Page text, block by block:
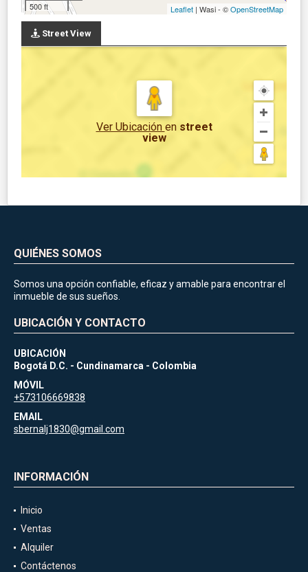
500 ft
Leaflet | Wasi - ©OpenStreetMap
Street View
Ver Ubicación en street
view
QUIÉNES SOMOS
Somos una opción confiable, eficaz y amable para encontrar el
inmueble de sus sueños.
UBICACIÓN Y CONTACTO
UBICACIÓN
Bogotá D.C. - Cundinamarca - Colombia
MÓVIL
+573106669838
EMAIL
sbernalj1830@gmail.com
INFORMACIÓN
Inicio
Ventas
Alquiler
Contáctenos